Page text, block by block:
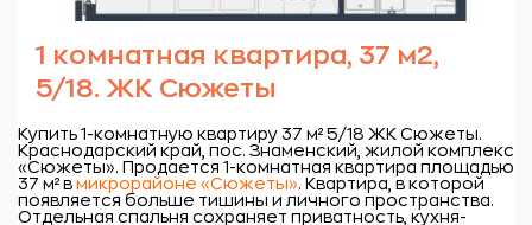
1 комнатная квартира, 37 м2,
5/18. ЖК Сюжеты
Купить 1-комнатную квартиру 37 м² 5/18 ЖК Сюжеты.
Краснодарский край, пос. Знаменский, жилой комплекс
«Сюжеты». Продается 1-комнатная квартира площадью
37 м² в микрорайоне «Сюжеты». Квартира, в которой
появляется больше тишины и личного пространства.
Отдельная спальня сохраняет приватность, кухня-